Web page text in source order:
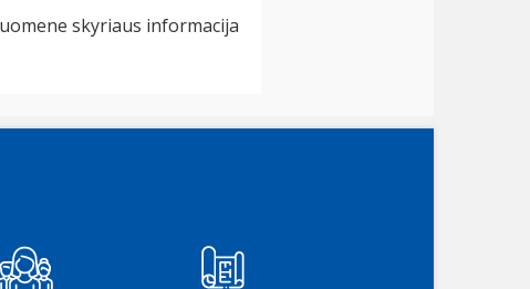
skyriaus informacija